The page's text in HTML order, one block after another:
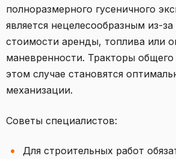
полноразмерного гусеничного
является нецелесообразным из-
стоимости аренды, топлива или
маневренности. Тракторы общего
этом случае становятся
механизации.
Советы специалистов:
Для строительных работ